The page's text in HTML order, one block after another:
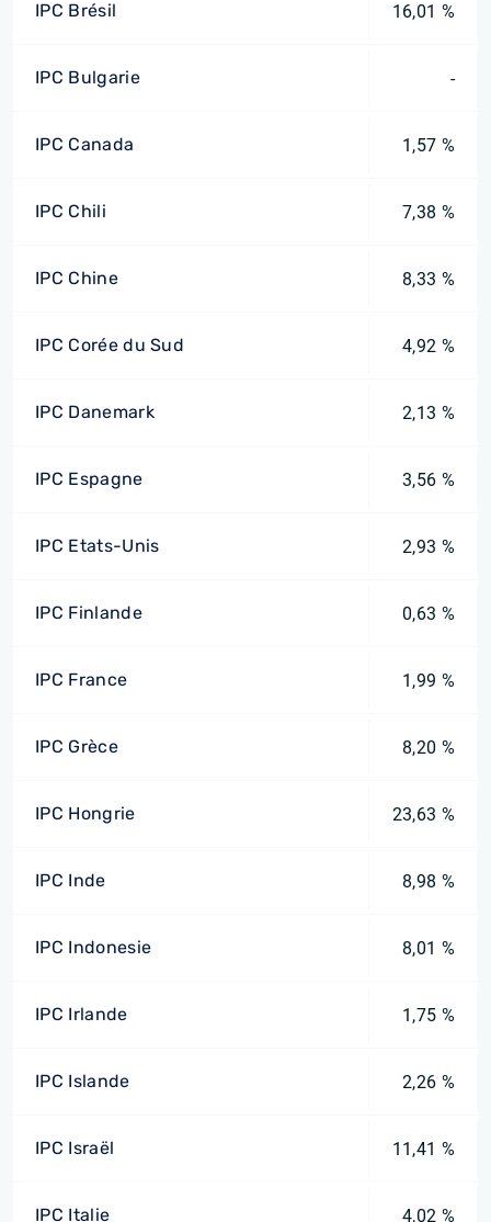
IPC Brésil 16,01 %
IPC Bulgarie -
IPC Canada 1,57 %
IPC Chili 7,38 %
IPC Chine 8,33 %
IPC Corée du Sud 4,92 %
IPC Danemark 2,13 %
IPC Espagne 3,56 %
IPC Etats-Unis 2,93 %
IPC Finlande 0,63 %
IPC France 1,99 %
IPC Grèce 8,20 %
IPC Hongrie 23,63 %
IPC Inde 8,98 %
IPC Indonesie 8,01 %
IPC Irlande 1,75 %
IPC Islande 2,26 %
IPC Israël 11,41 %
IPC Italie 4,02 %